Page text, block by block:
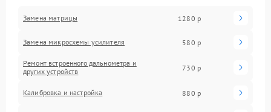
Замена матрицы 1280 р
Замена микросхемы усилителя 580 р
Ремонт встроенного дальнометра и
других устройств
730 р
Калибровка и настройка 880 р